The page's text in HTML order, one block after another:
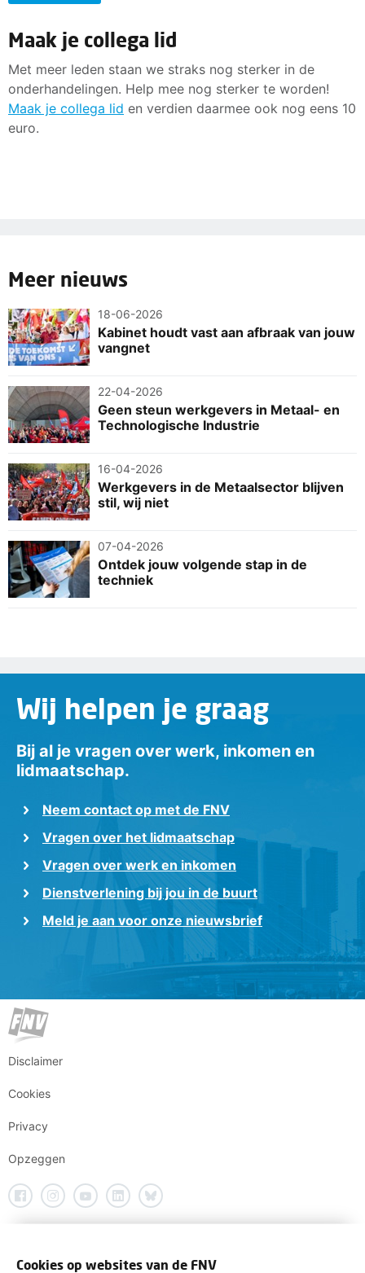
Maak je collega lid
Met meer leden staan we straks nog sterker in de
onderhandelingen. Help mee nog sterker te worden!
Maak je collega lid en verdien daarmee ook nog eens 10
euro.
Meer nieuws
18-06-2026
Kabinet houdt vast aan afbraak van jouw
vangnet
22-04-2026
Geen steun werkgevers in Metaal- en
Technologische Industrie
16-04-2026
Werkgevers in de Metaalsector blijven
stil, wij niet
07-04-2026
Ontdek jouw volgende stap in de
techniek
Wij helpen je graag
Bij al je vragen over werk, inkomen en
lidmaatschap.
Neem contact op met de FNV
Vragen over het lidmaatschap
Vragen over werk en inkomen
Dienstverlening bij jou in de buurt
Meld je aan voor onze nieuwsbrief
Disclaimer
Cookies
Privacy
Opzeggen
Cookies op websites van de FNV